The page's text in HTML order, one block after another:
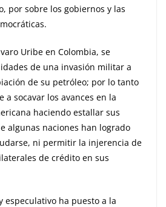
por sobre los gobiernos y las
Uribe en Colombia, se
de una invasión militar a
de su petróleo; por lo tanto
a socavar los avances en la
haciendo estallar sus
algunas naciones han logrado
ni permitir la injerencia de
de crédito en sus
especulativo ha puesto a la